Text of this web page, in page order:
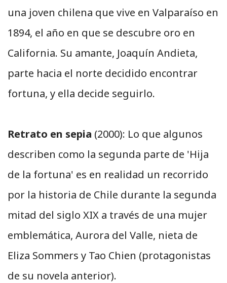
una joven chilena que vive en Valparaíso en
1894, el año en que se descubre oro en
California. Su amante, Joaquín Andieta,
parte hacia el norte decidido encontrar
fortuna, y ella decide seguirlo.
Retrato en sepia (2000): Lo que algunos
describen como la segunda parte de 'Hija
de la fortuna' es en realidad un recorrido
por la historia de Chile durante la segunda
mitad del siglo XIX a través de una mujer
emblemática, Aurora del Valle, nieta de
Eliza Sommers y Tao Chien (protagonistas
de su novela anterior).